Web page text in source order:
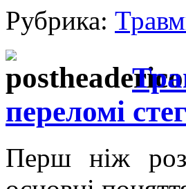
Рубрика:
переломі
Перш ніж